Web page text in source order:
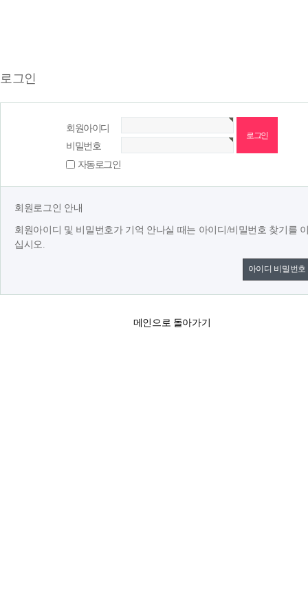
로그인
회원아이디
비밀번호
자동로그인
회원로그인 안내
회원아이디 및 비밀번호가 기억 안나실 때는 아이디/비밀번호 찾기를
십시오.
아이디 비밀번호
메인으로 돌아가기